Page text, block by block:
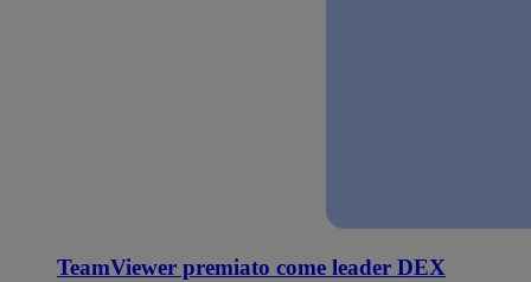
TeamViewer premiato come leader DEX